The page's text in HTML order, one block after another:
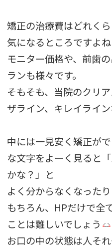
矯正の治療費はどれく
気になるところですよね
モニター価格や、前歯
ランも様々です。
そもそも、当院のクリ
ザライン、キレイライ
中には一見安く矯正が
な文字をよーく見ると
かな？」と
よく分からなくなった
もちろん、HPだけで全
ことは難しいでしょう
お口の中の状態は人そ